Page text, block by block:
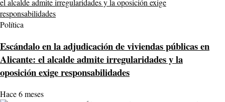
Política
Escándalo en la adjudicación de viviendas públicas en
Alicante: el alcalde admite irregularidades y la
oposición exige responsabilidades
Hace 6 meses